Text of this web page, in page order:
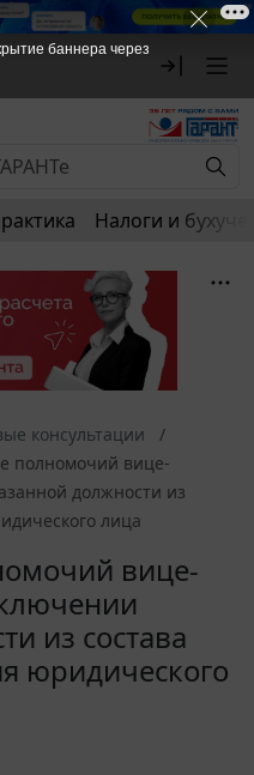
Налоги и
консультации
полномочий вице-
должности из
лица
вице-
из состава
юридического
баннера через